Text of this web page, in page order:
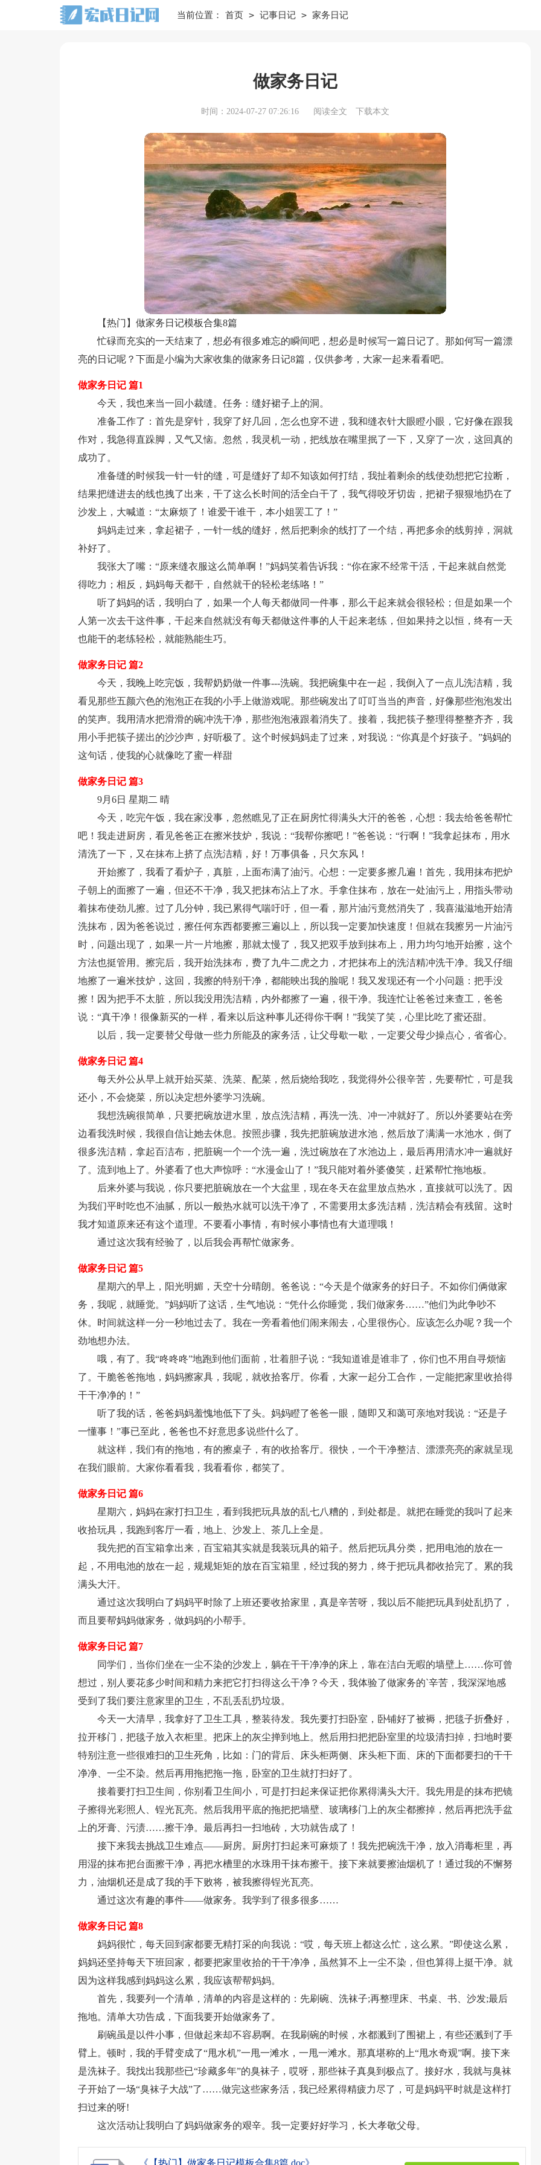
当前位置： 首页 > 记事日记 > 家务日记
做家务日记
时间：2024-07-27 07:26:16 阅读全文 下载本文
【热门】做家务日记模板合集8篇
忙碌而充实的一天结束了，想必有很多难忘的瞬间吧，想必是时候写一篇日记了。那如何写一篇漂
亮的日记呢？下面是小编为大家收集的做家务日记8篇，仅供参考，大家一起来看看吧。
做家务日记 篇1
今天，我也来当一回小裁缝。任务：缝好裙子上的洞。
准备工作了：首先是穿针，我穿了好几回，怎么也穿不进，我和缝衣针大眼瞪小眼，它好像在跟我
作对，我急得直跺脚，又气又恼。忽然，我灵机一动，把线放在嘴里抿了一下，又穿了一次，这回真的
成功了。
准备缝的时候我一针一针的缝，可是缝好了却不知该如何打结，我扯着剩余的线使劲想把它拉断，
结果把缝进去的线也拽了出来，干了这么长时间的活全白干了，我气得咬牙切齿，把裙子狠狠地扔在了
沙发上，大喊道：“太麻烦了！谁爱干谁干，本小姐罢工了！”
妈妈走过来，拿起裙子，一针一线的缝好，然后把剩余的线打了一个结，再把多余的线剪掉，洞就
补好了。
我张大了嘴：“原来缝衣服这么简单啊！”妈妈笑着告诉我：“你在家不经常干活，干起来就自然觉
得吃力；相反，妈妈每天都干，自然就干的轻松老练咯！”
听了妈妈的话，我明白了，如果一个人每天都做同一件事，那么干起来就会很轻松；但是如果一个
人第一次去干这件事，干起来自然就没有每天都做这件事的人干起来老练，但如果持之以恒，终有一天
也能干的老练轻松，就能熟能生巧。
做家务日记 篇2
今天，我晚上吃完饭，我帮奶奶做一件事---洗碗。我把碗集中在一起，我倒入了一点儿洗洁精，我
看见那些五颜六色的泡泡正在我的小手上做游戏呢。那些碗发出了叮叮当当的声音，好像那些泡泡发出
的笑声。我用清水把滑滑的碗冲洗干净，那些泡泡液跟着消失了。接着，我把筷子整理得整整齐齐，我
用小手把筷子搓出的沙沙声，好听极了。这个时候妈妈走了过来，对我说：“你真是个好孩子。”妈妈的
这句话，使我的心就像吃了蜜一样甜
做家务日记 篇3
9月6日 星期二 晴
今天，吃完午饭，我在家没事，忽然瞧见了正在厨房忙得满头大汗的爸爸，心想：我去给爸爸帮忙
吧！我走进厨房，看见爸爸正在擦米技炉，我说：“我帮你擦吧！”爸爸说：“行啊！”我拿起抹布，用水
清洗了一下，又在抹布上挤了点洗洁精，好！万事俱备，只欠东风！
开始擦了，我看了看炉子，真脏，上面布满了油污。心想：一定要多擦几遍！首先，我用抹布把炉
子朝上的面擦了一遍，但还不干净，我又把抹布沾上了水。手拿住抹布，放在一处油污上，用指头带动
着抹布使劲儿擦。过了几分钟，我已累得气喘吁吁，但一看，那片油污竟然消失了，我喜滋滋地开始清
洗抹布，因为爸爸说过，擦任何东西都要擦三遍以上，所以我一定要加快速度！但就在我擦另一片油污
时，问题出现了，如果一片一片地擦，那就太慢了，我又把双手放到抹布上，用力均匀地开始擦，这个
方法也挺管用。擦完后，我开始洗抹布，费了九牛二虎之力，才把抹布上的洗洁精冲洗干净。我又仔细
地擦了一遍米技炉，这回，我擦的特别干净，都能映出我的脸呢！我又发现还有一个小问题：把手没
擦！因为把手不太脏，所以我没用洗洁精，内外都擦了一遍，很干净。我连忙让爸爸过来查工，爸爸
说：“真干净！很像新买的一样，看来以后这种事儿还得你干啊！”我笑了笑，心里比吃了蜜还甜。
以后，我一定要替父母做一些力所能及的家务活，让父母歇一歇，一定要父母少操点心，省省心。
做家务日记 篇4
每天外公从早上就开始买菜、洗菜、配菜，然后烧给我吃，我觉得外公很辛苦，先要帮忙，可是我
还小，不会烧菜，所以决定想外婆学习洗碗。
我想洗碗很简单，只要把碗放进水里，放点洗洁精，再洗一洗、冲一冲就好了。所以外婆要站在旁
边看我洗时候，我很自信让她去休息。按照步骤，我先把脏碗放进水池，然后放了满满一水池水，倒了
很多洗洁精，拿起百洁布，把脏碗一个一个洗一遍，洗过碗放在了水池边上，最后再用清水冲一遍就好
了。流到地上了。外婆看了也大声惊呼：“水漫金山了！”我只能对着外婆傻笑，赶紧帮忙拖地板。
后来外婆与我说，你只要把脏碗放在一个大盆里，现在冬天在盆里放点热水，直接就可以洗了。因
为我们平时吃也不油腻，所以一般热水就可以洗干净了，不需要用太多洗洁精，洗洁精会有残留。这时
我才知道原来还有这个道理。不要看小事情，有时候小事情也有大道理哦！
通过这次我有经验了，以后我会再帮忙做家务。
做家务日记 篇5
星期六的早上，阳光明媚，天空十分晴朗。爸爸说：“今天是个做家务的好日子。不如你们俩做家
务，我呢，就睡觉。”妈妈听了这话，生气地说：“凭什么你睡觉，我们做家务……”他们为此争吵不
休。时间就这样一分一秒地过去了。我在一旁看着他们闹来闹去，心里很伤心。应该怎么办呢？我一个
劲地想办法。
哦，有了。我“咚咚咚”地跑到他们面前，壮着胆子说：“我知道谁是谁非了，你们也不用自寻烦恼
了。干脆爸爸拖地，妈妈擦家具，我呢，就收拾客厅。你看，大家一起分工合作，一定能把家里收拾得
干干净净的！”
听了我的话，爸爸妈妈羞愧地低下了头。妈妈瞪了爸爸一眼，随即又和蔼可亲地对我说：“还是子
一懂事！”事已至此，爸爸也不好意思多说些什么了。
就这样，我们有的拖地，有的擦桌子，有的收拾客厅。很快，一个干净整洁、漂漂亮亮的家就呈现
在我们眼前。大家你看看我，我看看你，都笑了。
做家务日记 篇6
星期六，妈妈在家打扫卫生，看到我把玩具放的乱七八糟的，到处都是。就把在睡觉的我叫了起来
收拾玩具，我跑到客厅一看，地上、沙发上、茶几上全是。
我先把的百宝箱拿出来，百宝箱其实就是我装玩具的箱子。然后把玩具分类，把用电池的放在一
起，不用电池的放在一起，规规矩矩的放在百宝箱里，经过我的努力，终于把玩具都收拾完了。累的我
满头大汗。
通过这次我明白了妈妈平时除了上班还要收拾家里，真是辛苦呀，我以后不能把玩具到处乱扔了，
而且要帮妈妈做家务，做妈妈的小帮手。
做家务日记 篇7
同学们，当你们坐在一尘不染的沙发上，躺在干干净净的床上，靠在洁白无暇的墙壁上……你可曾
想过，别人要花多少时间和精力来把它打扫得这么干净？今天，我体验了做家务的`辛苦，我深深地感
受到了我们要注意家里的卫生，不乱丢乱扔垃圾。
今天一大清早，我拿好了卫生工具，整装待发。我先要打扫卧室，卧铺好了被褥，把毯子折叠好，
拉开移门，把毯子放入衣柜里。把床上的灰尘掸到地上。然后用扫把把卧室里的垃圾清扫掉，扫地时要
特别注意一些很难扫的卫生死角，比如：门的背后、床头柜两侧、床头柜下面、床的下面都要扫的干干
净净、一尘不染。然后再用拖把拖一拖，卧室的卫生就打扫好了。
接着要打扫卫生间，你别看卫生间小，可是打扫起来保证把你累得满头大汗。我先用是的抹布把镜
子擦得光彩照人、锃光瓦亮。然后我用平底的拖把把墙壁、玻璃移门上的灰尘都擦掉，然后再把洗手盆
上的牙膏、污渍……擦干净。最后再扫一扫地砖，大功就告成了！
接下来我去挑战卫生难点——厨房。厨房打扫起来可麻烦了！我先把碗洗干净，放入消毒柜里，再
用湿的抹布把台面擦干净，再把水槽里的水珠用干抹布擦干。接下来就要擦油烟机了！通过我的不懈努
力，油烟机还是成了我的手下败将，被我擦得锃光瓦亮。
通过这次有趣的事件——做家务。我学到了很多很多……
做家务日记 篇8
妈妈很忙，每天回到家都要无精打采的向我说：“哎，每天班上都这么忙，这么累。”即使这么累，
妈妈还坚持每天下班回家，都要把家里收拾的干干净净，虽然算不上一尘不染，但也算得上挺干净。就
因为这样我感到妈妈这么累，我应该帮帮妈妈。
首先，我要列一个清单，清单的内容是这样的：先刷碗、洗袜子;再整理床、书桌、书、沙发;最后
拖地。清单大功告成，下面我要开始做家务了。
刷碗虽是以件小事，但做起来却不容易啊。在我刷碗的时候，水都溅到了围裙上，有些还溅到了手
臂上。顿时，我的手臂变成了“甩水机”一甩一滩水，一甩一滩水。那真堪称的上“甩水奇观”啊。接下来
是洗袜子。我找出我那些已“珍藏多年”的臭袜子，哎呀，那些袜子真臭到极点了。接好水，我就与臭袜
子开始了一场“臭袜子大战”了……做完这些家务活，我已经累得精疲力尽了，可是妈妈平时就是这样打
扫过来的呀!
这次活动让我明白了妈妈做家务的艰辛。我一定要好好学习，长大孝敬父母。
《【热门】做家务日记模板合集8篇.doc》